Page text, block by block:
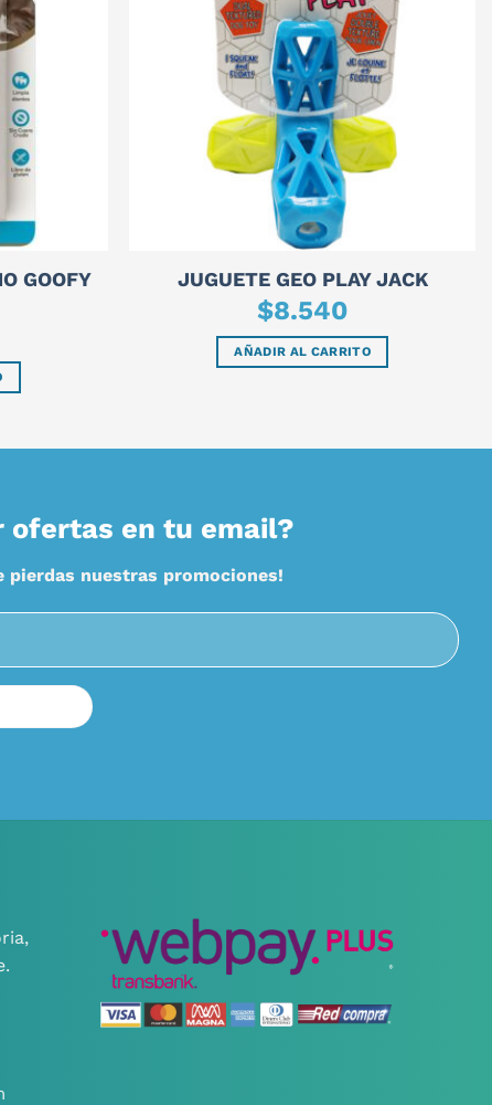
GOOFY
JUGUETE GEO PLAY JACK
$8.540
AÑADIR AL CARRITO
ofertas en tu email?
pierdas nuestras promociones!